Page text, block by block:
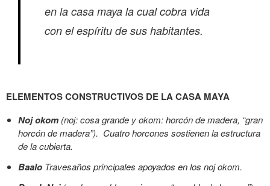
en la casa maya la cual cobra vida
con el espíritu de sus habitantes.
ELEMENTOS CONSTRUCTIVOS DE LA CASA MAYA
Noj okom (noj: cosa grande y okom: horcón de madera, “gran
horcón de madera”). Cuatro horcones sostienen la estructura
de la cubierta.
Baalo Travesaños principales apoyados en los noj okom.